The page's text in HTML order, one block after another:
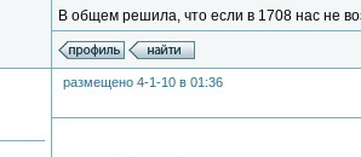
В общем решила, что если в 1708 нас не
размещено 4-1-10 в 01:36